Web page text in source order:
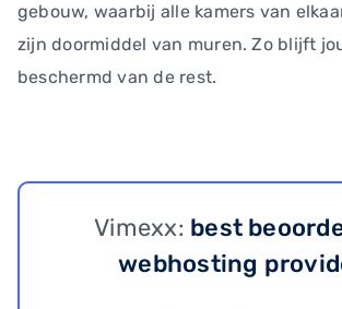
gebouw, waarbij alle kamers van
zijn doormiddel van muren. Zo blijft
beschermd van de rest.
Vimexx: best
webhosting